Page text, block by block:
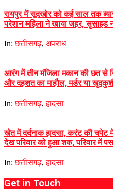
रायपुर में सूदखोर को कई साल तक
परेशान महिला ने खाया जहर,
In: छत्तीसगढ़, अपराध
आरंग में तीन मंजिला मकान की छत से
और दहशत का माहौल, मर्डर या
In: छत्तीसगढ़,हादसा
खेत में दर्दनाक हादसा, करंट की चपेट
देख परिवार को हुआ शक, परिवार में
In: छत्तीसगढ़,हादसा
Get in Touch